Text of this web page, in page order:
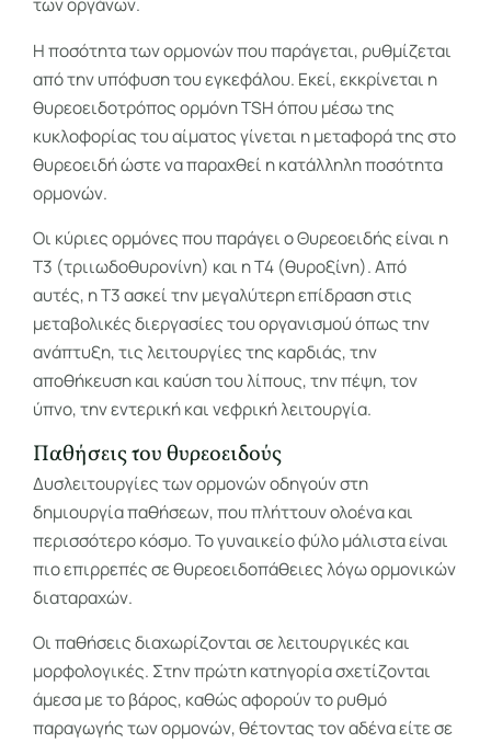
Η ποσότητα των ορμονών που παράγεται, ρυθμίζεται
από την υπόφυση του εγκεφάλου. Εκεί, εκκρίνεται η
θυρεοειδοτρόπος ορμόνη TSH όπου μέσω της
κυκλοφορίας του αίματος γίνεται η μεταφορά της στο
θυρεοειδή ώστε να παραχθεί η κατάλληλη ποσότητα
ορμονών.
Οι κύριες ορμόνες που παράγει ο Θυρεοειδής είναι η
Τ3 (τριιωδοθυρονίνη) και η Τ4 (θυροξίνη). Από
αυτές, η Τ3 ασκεί την μεγαλύτερη επίδραση στις
μεταβολικές διεργασίες του οργανισμού όπως την
ανάπτυξη, τις λειτουργίες της καρδιάς, την
αποθήκευση και καύση του λίπους, την πέψη, τον
ύπνο, την εντερική και νεφρική λειτουργία.
Παθήσεις του θυρεοειδούς
Δυσλειτουργίες των ορμονών οδηγούν στη
δημιουργία παθήσεων, που πλήττουν ολοένα και
περισσότερο κόσμο. Το γυναικείο φύλο μάλιστα είναι
πιο επιρρεπές σε θυρεοειδοπάθειες λόγω ορμονικών
διαταραχών.
Οι παθήσεις διαχωρίζονται σε λειτουργικές και
μορφολογικές. Στην πρώτη κατηγορία σχετίζονται
άμεσα με το βάρος, καθώς αφορούν το ρυθμό
παραγωγής των ορμονών, θέτοντας τον αδένα είτε σε